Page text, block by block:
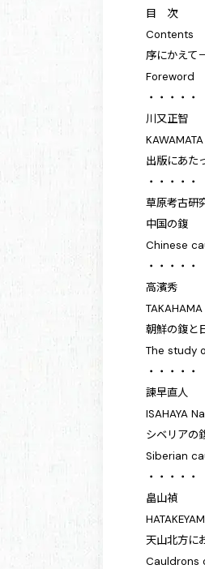
目 次
Contents
序にかえて
Foreword
・・・・・
川又正智
出版にあた
・・・・・
草原考古研
中国の鍑
Chinese
・・・・・
高濱秀
朝鮮の鍑と
The study
・・・・・
諫早直人
ISAHAYA
シベリアの
Siberian
・・・・・
畠山禎
天山北方に
Cauldrons